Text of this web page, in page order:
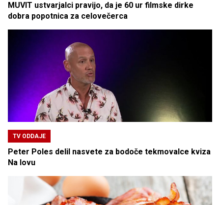
MUVIT ustvarjalci pravijo, da je 60 ur filmske dirke
dobra popotnica za celovečerca
TV ODDAJE
Peter Poles delil nasvete za bodoče tekmovalce kviza
Na lovu